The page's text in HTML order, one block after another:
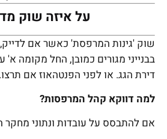
על איזה שוק
שוק 'גינות המרפסת' כאשר אם
בבנייני מגורים כמובן, החל מקומה
דירת הגג. או לפני הפנטהאוז אם תרצו.
למה דווקא קהל המרפסות?
אם להתבסס על עובדות ונתוני